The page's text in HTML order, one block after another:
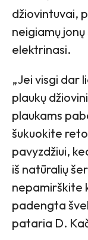
džiovintuvai,
neigiamų
elektrinasi.
„Jei visgi dar
plaukų
plaukams
šukuokite
pavyzdžiui,
iš natūralių
nepamirškite
padengta
pataria D.